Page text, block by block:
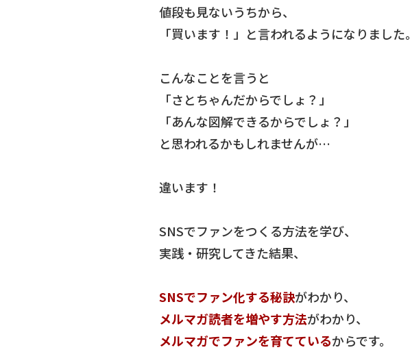
値段も見ないうちから、
「買います！」と言われるようになりました。
こんなことを言うと
「さとちゃんだからでしょ？」
「あんな図解できるからでしょ？」
と思われるかもしれませんが…
違います！
SNSでファンをつくる方法を学び、
実践・研究してきた結果、
SNSでファン化する秘訣がわかり、
メルマガ読者を増やす方法がわかり、
メルマガでファンを育てているからです。